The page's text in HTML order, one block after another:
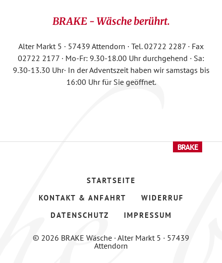
BRAKE - Wäsche berührt.
Alter Markt 5 · 57439 Attendorn · Tel. 02722 2287 · Fax
02722 2177 · Mo-Fr: 9.30-18.00 Uhr durchgehend · Sa:
9.30-13.30 Uhr· In der Adventszeit haben wir samstags bis
16:00 Uhr für Sie geöffnet.
STARTSEITE
KONTAKT & ANFAHRT
WIDERRUF
DATENSCHUTZ
IMPRESSUM
© 2026 BRAKE Wäsche · Alter Markt 5 · 57439
Attendorn